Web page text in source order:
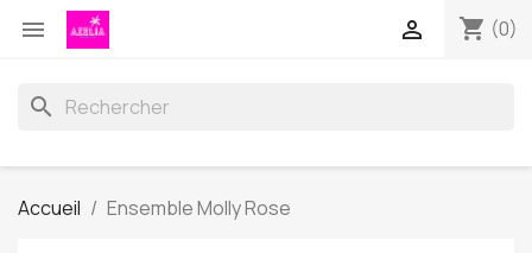
 shopping_cart (0)

search
Accueil Ensemble Molly Rose